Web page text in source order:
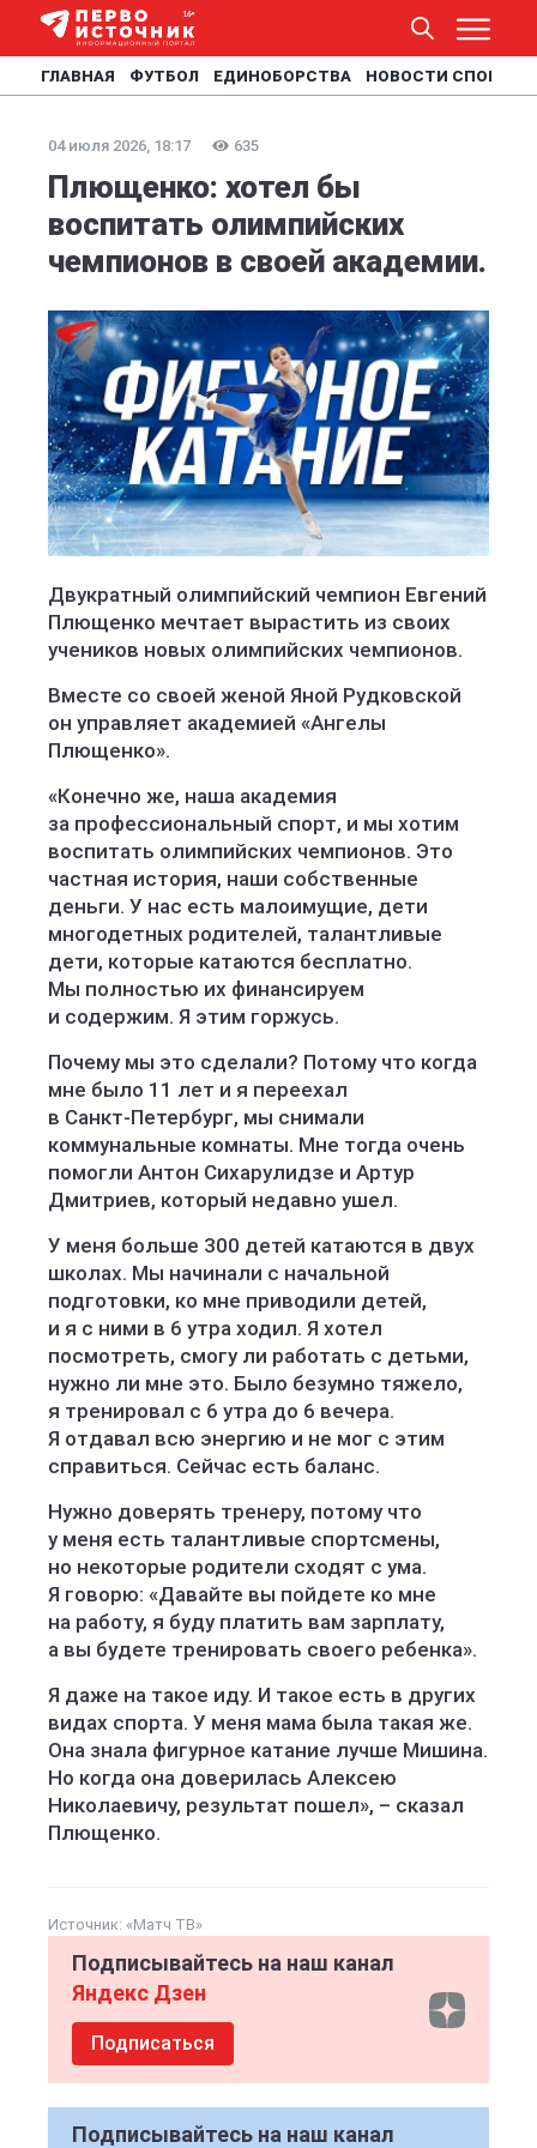
ГЛАВНАЯ ФУТБОЛ ЕДИНОБОРСТВА НОВОСТИ СПОРТА
04 июля 2026, 18:17 635
Плющенко: хотел бы
воспитать олимпийских
чемпионов в своей академии.
Двукратный олимпийский чемпион Евгений
Плющенко мечтает вырастить из своих
учеников новых олимпийских чемпионов.
Вместе со своей женой Яной Рудковской
он управляет академией «Ангелы
Плющенко».
«Конечно же, наша академия
за профессиональный спорт, и мы хотим
воспитать олимпийских чемпионов. Это
частная история, наши собственные
деньги. У нас есть малоимущие, дети
многодетных родителей, талантливые
дети, которые катаются бесплатно.
Мы полностью их финансируем
и содержим. Я этим горжусь.
Почему мы это сделали? Потому что когда
мне было 11 лет и я переехал
в Санкт‑Петербург, мы снимали
коммунальные комнаты. Мне тогда очень
помогли Антон Сихарулидзе и Артур
Дмитриев, который недавно ушел.
У меня больше 300 детей катаются в двух
школах. Мы начинали с начальной
подготовки, ко мне приводили детей,
и я с ними в 6 утра ходил. Я хотел
посмотреть, смогу ли работать с детьми,
нужно ли мне это. Было безумно тяжело,
я тренировал с 6 утра до 6 вечера.
Я отдавал всю энергию и не мог с этим
справиться. Сейчас есть баланс.
Нужно доверять тренеру, потому что
у меня есть талантливые спортсмены,
но некоторые родители сходят с ума.
Я говорю: «Давайте вы пойдете ко мне
на работу, я буду платить вам зарплату,
а вы будете тренировать своего ребенка».
Я даже на такое иду. И такое есть в других
видах спорта. У меня мама была такая же.
Она знала фигурное катание лучше Мишина.
Но когда она доверилась Алексею
Николаевичу, результат пошел», – сказал
Плющенко.
Источник: «Матч ТВ»
Подписывайтесь на наш канал
Яндекс Дзен
Подписаться
Подписывайтесь на наш канал